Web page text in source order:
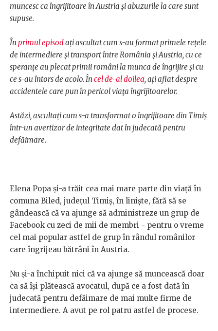
muncesc ca îngrijitoare în Austria și abuzurile la care sunt
supuse.
În primul episodați ascultat cum s-au format primele rețele
de intermediere și transport între România și Austria, cu ce
speranțe au plecat primii români la munca de îngrijire și cu
ce s-au întors de acolo. În cel de-al doilea, ați aflat despre
accidentele care pun în pericol viața îngrijitoarelor.
Astăzi, ascultați cum s-a transformat o îngrijitoare din Timiș
într-un avertizor de integritate dat în judecată pentru
defăimare.
Elena Popa și-a trăit cea mai mare parte din viață în
comuna Biled, județul Timiș, în liniște, fără să se
gândească că va ajunge să administreze un grup de
Facebook cu zeci de mii de membri - pentru o vreme
cel mai popular astfel de grup în rândul românilor
care îngrijeau bătrâni în Austria.
Nu și-a închipuit nici că va ajunge să muncească doar
ca să își plătească avocatul, după ce a fost dată în
judecată pentru defăimare de mai multe firme de
intermediere. A avut pe rol patru astfel de procese.